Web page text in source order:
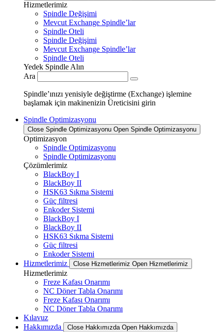
Hizmetlerimiz
Spindle Değişimi
Mevcut Exchange Spindle’lar
Spindle Oteli
Spindle Değişimi
Mevcut Exchange Spindle’lar
Spindle Oteli
Yedek Spindle Alın
Ara
Spindle’ınızı yenisiyle değiştirme (Exchange) işlemine
başlamak için makinenizin Üreticisini girin
Spindle Optimizasyonu
Close Spindle Optimizasyonu Open Spindle Optimizasyonu
Optimizasyon
Spindle Optimizasyonu
Spindle Optimizasyonu
Çözümlerimiz
BlackBoy I
BlackBoy II
HSK63 Sıkma Sistemi
Güç filtresi
Enkoder Sistemi
BlackBoy I
BlackBoy II
HSK63 Sıkma Sistemi
Güç filtresi
Enkoder Sistemi
Hizmetlerimiz
Close Hizmetlerimiz Open Hizmetlerimiz
Hizmetlerimiz
Freze Kafası Onarımı
NC Döner Tabla Onarımı
Freze Kafası Onarımı
NC Döner Tabla Onarımı
Kılavuz
Hakkımızda
Close Hakkımızda Open Hakkımızda